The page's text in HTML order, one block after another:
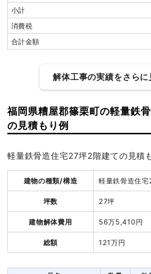
小計
消費税
合計金額
解体工事の実績をさらに
建物の種類/構造
建物解体費用 83万
総額 275万円
木造住宅37坪1階建て
37坪 22,541
196m² 1,000円
福岡県糟屋郡篠栗町の軽量鉄
の見積もり例
軽量鉄骨造住宅27坪2階建ての見積
建物の種類/構造 軽量鉄骨造住宅
坪数 27坪
建物解体費用 56万5,410円
総額 121万円